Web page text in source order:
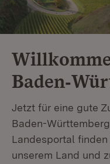
Jetzt für eine gute
Baden-
Landesportal
unserem Land und